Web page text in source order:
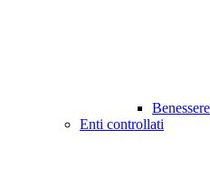
Enti controllati